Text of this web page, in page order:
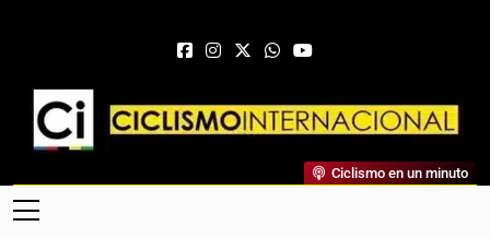
Ciclismo Internacional
Web Dedicada Al Ciclismo Mundial. Entrevistas, Análisis,
Crónicas, Previas Y Más. La Web Ciclista De Referencia.
Ciclismo en un minuto